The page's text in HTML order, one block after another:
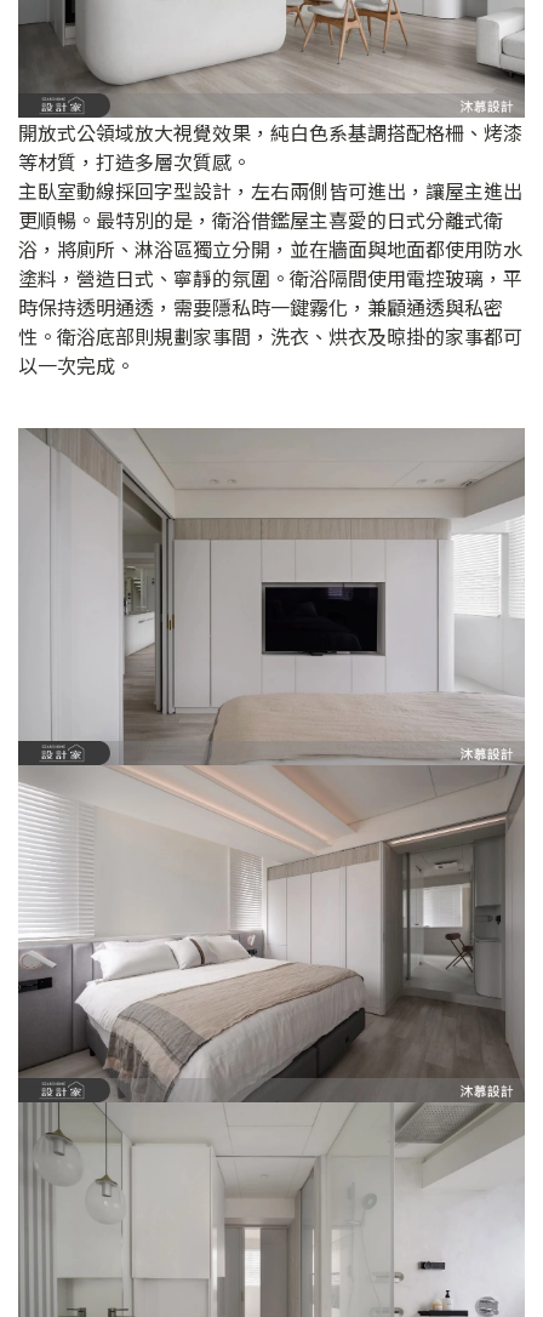
開放式公領域放大視覺效果，純白色系基調搭配格柵、烤漆
等材質，打造多層次質感。
主臥室動線採回字型設計，左右兩側皆可進出，讓屋主進出
更順暢。最特別的是，衛浴借鑑屋主喜愛的日式分離式衛
浴，將廁所、淋浴區獨立分開，並在牆面與地面都使用防水
塗料，營造日式、寧靜的氛圍。衛浴隔間使用電控玻璃，平
時保持透明通透，需要隱私時一鍵霧化，兼顧通透與私密
性。衛浴底部則規劃家事間，洗衣、烘衣及晾掛的家事都可
以一次完成。